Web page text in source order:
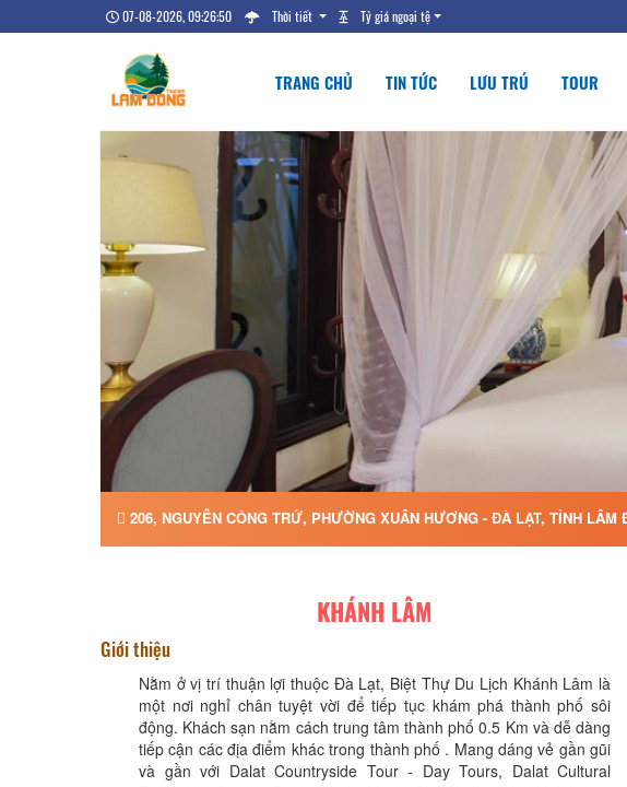
07-08-2026, 09:26:51 Thời tiết Tỷ giá ngoại tệ
TRANG CHỦ TIN TỨC LƯU TRÚ TOUR
206, NGUYỄN CÔNG TRỨ, PHƯỜNG XUÂN HƯƠNG - ĐÀ LẠT, TỈNH LÂM
KHÁNH LÂM
Giới thiệu
Nằm ở vị trí thuận lợi thuộc Đà Lạt, Biệt Thự Du Lịch Khánh Lâm là
một nơi nghỉ chân tuyệt vời để tiếp tục khám phá thành phố sôi
động. Khách sạn nằm cách trung tâm thành phố 0.5 Km và dễ dàng
tiếp cận các địa điểm khác trong thành phố . Mang dáng vẻ gần gũi
và gần với Dalat Countryside Tour - Day Tours, Dalat Cultural